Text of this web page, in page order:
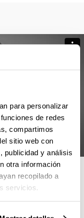
para personalizar
de redes
compartimos
sitio web con
publicidad y análisis
otra información
recopilado a
servicios.
ESTE
por su gran